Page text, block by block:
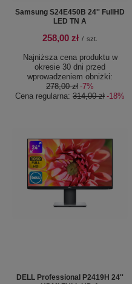
Samsung S24E450B 24'' FullHD
LED TN A
258,00 zł / szt.
Najniższa cena produktu w
okresie 30 dni przed
wprowadzeniem obniżki:
278,00 zł -7%
Cena regularna: 314,00 zł -18%
DELL Professional P2419H 24''